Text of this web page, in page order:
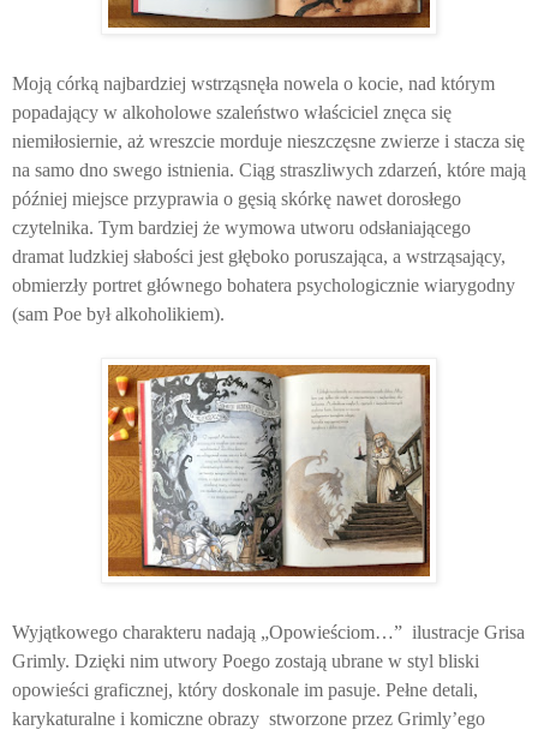
Moją córką najbardziej wstrząsnęła nowela o kocie, nad którym
popadający w alkoholowe szaleństwo właściciel znęca się
niemiłosiernie, aż wreszcie morduje nieszczęsne zwierze i stacza się
na samo dno swego istnienia. Ciąg straszliwych zdarzeń, które mają
później miejsce przyprawia o gęsią skórkę nawet dorosłego
czytelnika. Tym bardziej że wymowa utworu odsłaniającego
dramat ludzkiej słabości jest głęboko poruszająca, a wstrząsający,
obmierzły portret głównego bohatera psychologicznie wiarygodny
(sam Poe był alkoholikiem).
Wyjątkowego charakteru nadają „Opowieściom…” ilustracje Grisa
Grimly. Dzięki nim utwory Poego zostają ubrane w styl bliski
opowieści graficznej, który doskonale im pasuje. Pełne detali,
karykaturalne i komiczne obrazy stworzone przez Grimly’ego